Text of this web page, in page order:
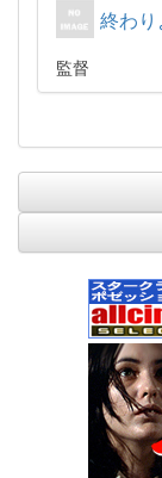
終わり
監督